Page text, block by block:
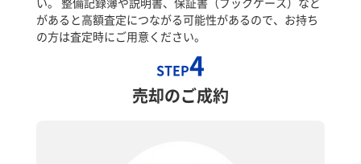
があると高額査定につながる可能性があるので、お持ち
の方は査定時にご用意ください。
STEP4
売却のご成約